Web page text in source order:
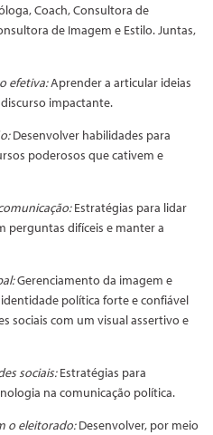
Coach, Consultora de
de Imagem e Estilo. Juntas,
efetiva:Aprender a articular ideias
impactante.
Desenvolver habilidades para
poderosos que cativem e
Estratégias para lidar
perguntas difíceis e manter a
Gerenciamento da imagem e
política forte e confiável
sociais com um visual assertivo e
sociais:Estratégias para
na comunicação política.
o eleitorado:Desenvolver, por meio